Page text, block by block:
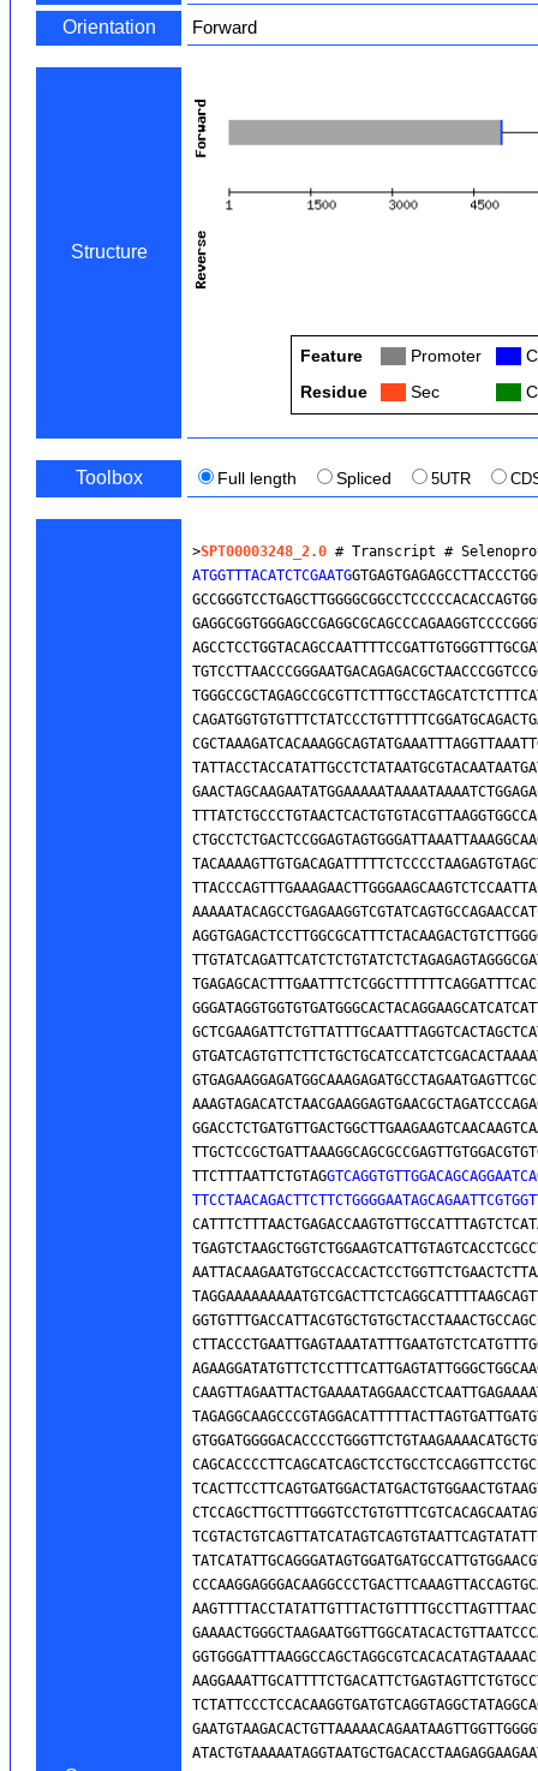
Orientation Forward
Structure
Feature Promoter
Residue
Sec
Toolbox Full length Spliced 5UTR
>SPT00003248_2.0 # Transcript #
ATGGTTTACATCTCGAATG
TTCTTTAATTCTGTAG